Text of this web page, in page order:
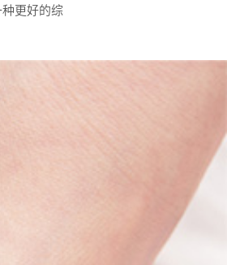
更好的综